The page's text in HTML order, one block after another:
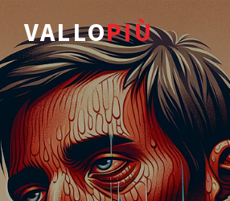
VALLOPIÙ